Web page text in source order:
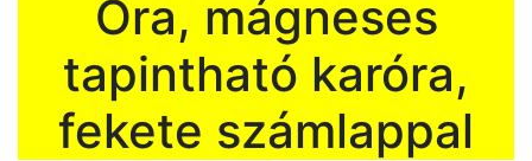
Óra, mágneses
tapintható karóra,
fekete számlappal